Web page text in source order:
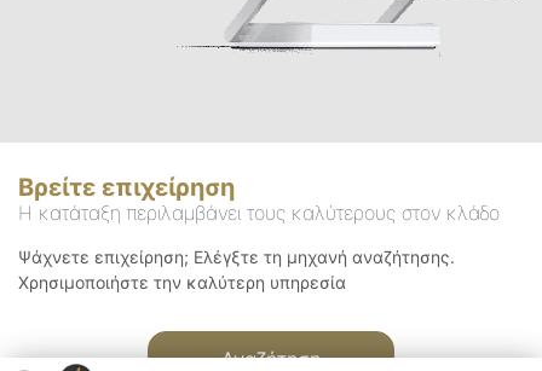
Βρείτε επιχείρηση
Η κατάταξη περιλαμβάνει τους καλύτερους στον κλάδο
Ψάχνετε επιχείρηση; Ελέγξτε τη μηχανή αναζήτησης.
Χρησιμοποιήστε την καλύτερη υπηρεσία
Αναζήτηση